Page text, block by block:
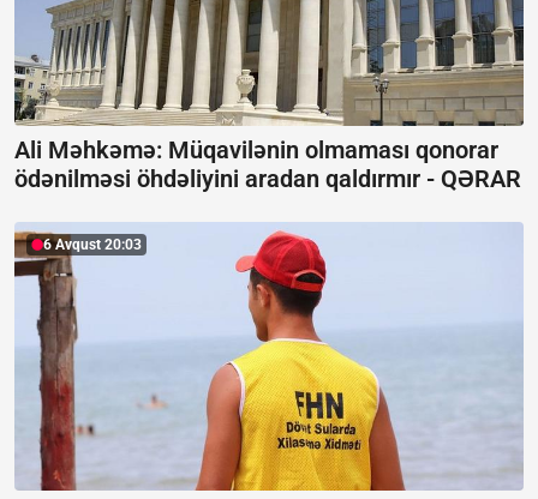
Ali Məhkəmə: Müqavilənin olmaması qonorar
ödənilməsi öhdəliyini aradan qaldırmır - QƏRAR
6 Avqust 20:03